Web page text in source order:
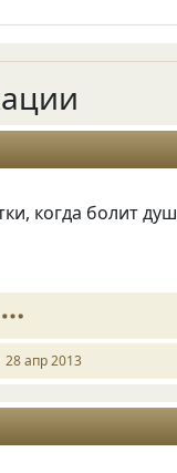
когда болит
28 апр 2013